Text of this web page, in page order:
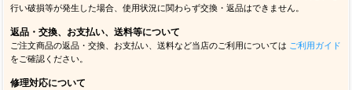
行い破損等が発生した場合、使用状況に関わらず交換・返品はできません。
返品・交換、お支払い、送料等について
ご注文商品の返品・交換、お支払い、送料など当店のご利用については ご利用ガイド
をご確認ください。
修理対応について